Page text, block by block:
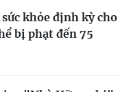
khỏe định kỳ cho
bị phạt đến 75